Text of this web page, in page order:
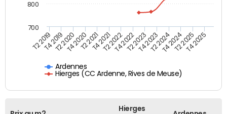
Ardennes
Hierges (CC Ardenne, Rives de Meuse)
T2 2019T4 2019T2 2020T4 2020T2 2021T4 2021T2 2022T4 2022T2 2023T4 2023T2 2024T4 2024T2 2025T4 2025
700
800
Hierges